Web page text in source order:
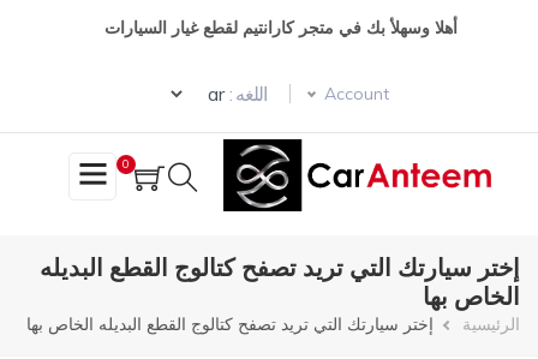
أهلا وسهلأ بك في متجر كارانتيم لقطع غيار السيارات
Account اللغه :
Select your language
0
إختر سيارتك التي تريد تصفح كتالوج القطع البديله
الخاص بها
مسار
الرئيسية إختر سيارتك التي تريد تصفح كتالوج القطع البديله الخاص بها